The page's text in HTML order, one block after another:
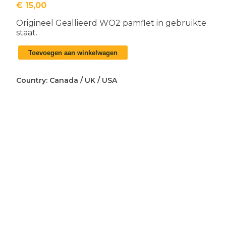
€ 15,00
Origineel Geallieerd WO2 pamflet in gebruikte
staat.
Geallieerd
WO2
aantal
Toevoegen aan winkelwagen
Country: Canada / UK / USA